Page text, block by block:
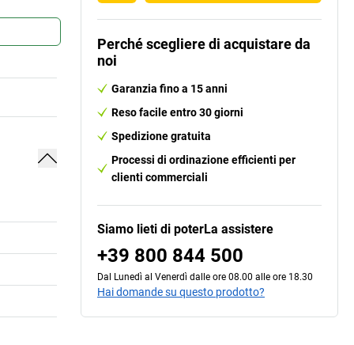
Perché scegliere di acquistare da
noi
Garanzia fino a 15 anni
Reso facile entro 30 giorni
Spedizione gratuita
Processi di ordinazione efficienti per
clienti commerciali
Siamo lieti di poterLa assistere
+39 800 844 500
Dal Lunedì al Venerdì dalle ore 08.00 alle ore 18.30
Hai domande su questo prodotto?